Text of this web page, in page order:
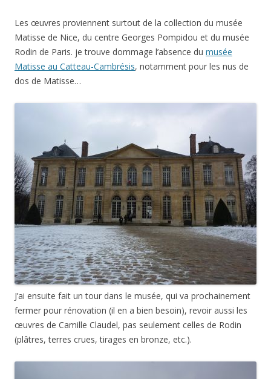
Les œuvres proviennent surtout de la collection du musée
Matisse de Nice, du centre Georges Pompidou et du musée
Rodin de Paris. je trouve dommage l’absence du musée
Matisse au Catteau-Cambrésis, notamment pour les nus de
dos de Matisse…
J’ai ensuite fait un tour dans le musée, qui va prochainement
fermer pour rénovation (il en a bien besoin), revoir aussi les
œuvres de Camille Claudel, pas seulement celles de Rodin
(plâtres, terres crues, tirages en bronze, etc.).